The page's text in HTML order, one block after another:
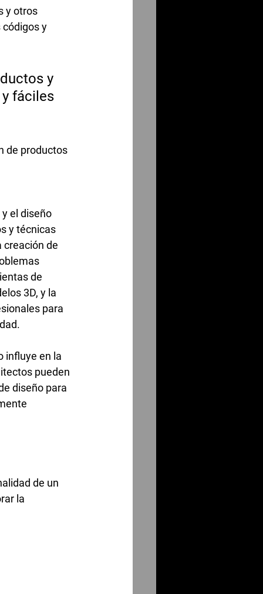
y otros
y
y
fáciles
de productos
el diseño
y técnicas
creación de
de
3D, y la
para
influye en la
pueden
diseño para
de un
la